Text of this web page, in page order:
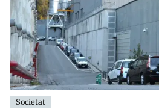
Societat